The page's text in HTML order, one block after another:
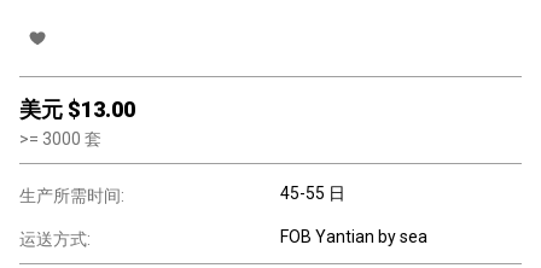
美元 $13.00
>= 3000 套
生产所需时间: 45-55 日
运送方式: FOB Yantian by sea